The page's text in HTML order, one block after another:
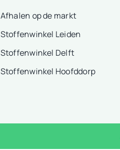
Afhalen op de markt
Stoffenwinkel Leiden
Stoffenwinkel Delft
Stoffenwinkel Hoofddorp